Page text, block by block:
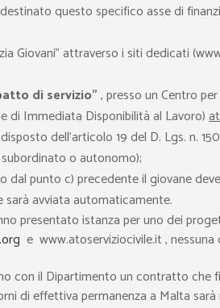
questo specifico asse di
Giovani” attraverso i siti dedicati
di servizio”, presso un Centro
di Immediata Disponibilità al Lavoro)
dell’articolo 19 del D. Lgs. n.
o autonomo);
punto c) precedente il giovane
avviata automaticamente.
presentato istanza per uno dei
e www.atoserviziocivile.it ,
con il Dipartimento un contratto che
di effettiva permanenza a Malta